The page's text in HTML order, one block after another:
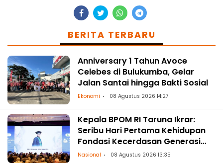
BERITA TERBARU
Anniversary 1 Tahun Avoce
Celebes di Bulukumba, Gelar
Jalan Santai hingga Bakti Sosial
Ekonomi 08 Agustus 2026 14:27
Kepala BPOM RI Taruna Ikrar:
Seribu Hari Pertama Kehidupan
Fondasi Kecerdasan Generasi
Masa Depan
Nasional 08 Agustus 2026 13:35